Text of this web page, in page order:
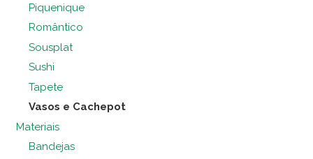
Piquenique
Romântico
Sousplat
Sushi
Tapete
Vasos e Cachepot
Materiais
Bandejas